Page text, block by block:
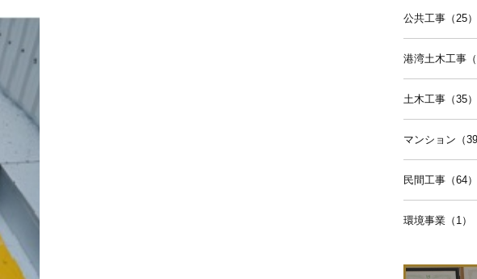
公共工事（25）
港湾土木工事（
土木工事（35）
マンション（39
民間工事（64）
環境事業（1）